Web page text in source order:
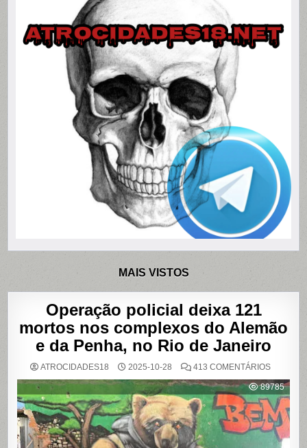
MAIS VISTOS
Operação policial deixa 121
mortos nos complexos do Alemão
e da Penha, no Rio de Janeiro
ATROCIDADES18 2025-10-28 413 COMENTÁRIOSEM
POLICIAL
DEIXA
121
MORTOS
NOS
DO
ALEMÃO
89785